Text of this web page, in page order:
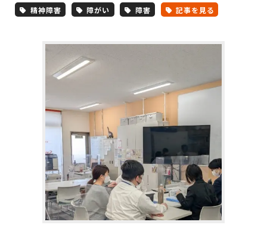
精神障害 障がい 障害 記事を見る